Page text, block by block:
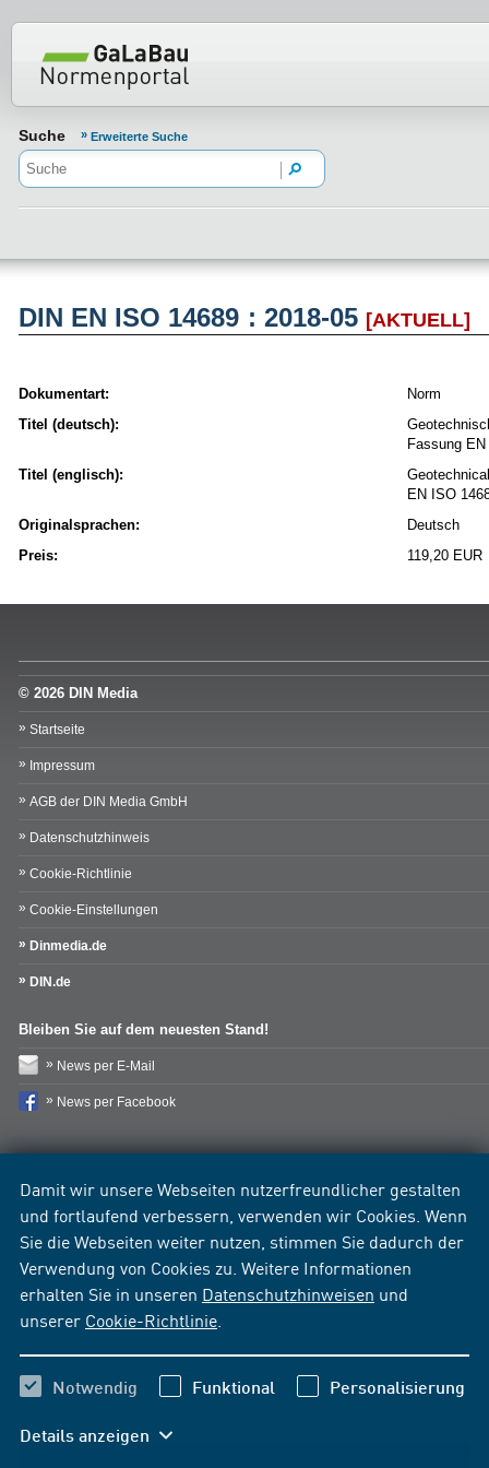
Damit wir unsere Webseiten nutzerfreundlicher gestalten
und fortlaufend verbessern, verwenden wir Cookies. Wenn
Sie die Webseiten weiter nutzen, stimmen Sie dadurch der
Verwendung von Cookies zu. Weitere Informationen
erhalten Sie in unseren Datenschutzhinweisen und
unserer Cookie-Richtlinie
Notwendig Funktional Personalisierung
Details anzeigen
Normenportal Barrierefreiheit
Suche Erweiterte Suche
DIN EN ISO 14689 : 2018-05 [AKTUELL]
Dokumentart:
Norm
Titel (deutsch):
Fassung
Titel (englisch):
EN ISO
Originalsprachen:
Deutsch
Preis:
119,20 EUR
© 2026 DIN Media
Startseite
Impressum
AGB der DIN Media GmbH
Datenschutzhinweis
Cookie-Richtlinie
Cookie-Einstellungen
Dinmedia.de
DIN.de
Bleiben Sie auf dem neuesten Stand!
News per E-Mail
News per Facebook